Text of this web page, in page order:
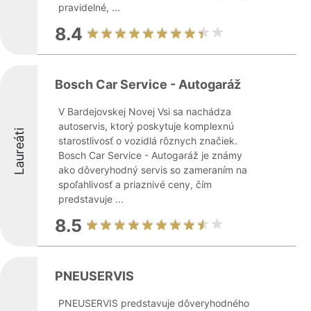
pravidelné, ...
8.4
Laureáti
Bosch Car Service - Autogaráž
V Bardejovskej Novej Vsi sa nachádza
autoservis, ktorý poskytuje komplexnú
starostlivosť o vozidlá rôznych značiek.
Bosch Car Service - Autogaráž je známy
ako dôveryhodný servis so zameraním na
spoľahlivosť a priaznivé ceny, čím
predstavuje ...
8.5
PNEUSERVIS
PNEUSERVIS predstavuje dôveryhodného